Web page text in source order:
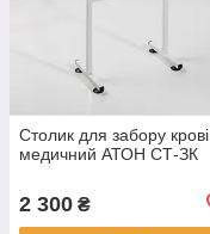
Столик для забору крові
медичний АТОН СТ-ЗК
2 300 ₴